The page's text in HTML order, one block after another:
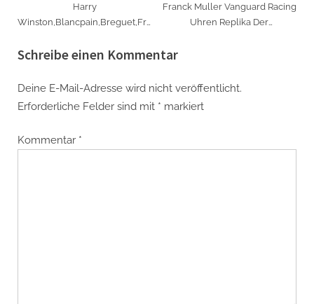
Harry
Winston,Blancpain,Breguet,Franck
Heart On Valentine’s Day
Franck Muller Vanguard Racing
Uhren Replika Der
Schreibe einen Kommentar
Deine E-Mail-Adresse wird nicht veröffentlicht.
Erforderliche Felder sind mit * markiert
Kommentar *